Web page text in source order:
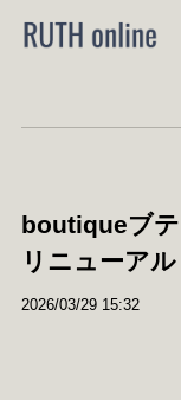
boutiqueブテ
リニューアル
2026/03/29 15:32